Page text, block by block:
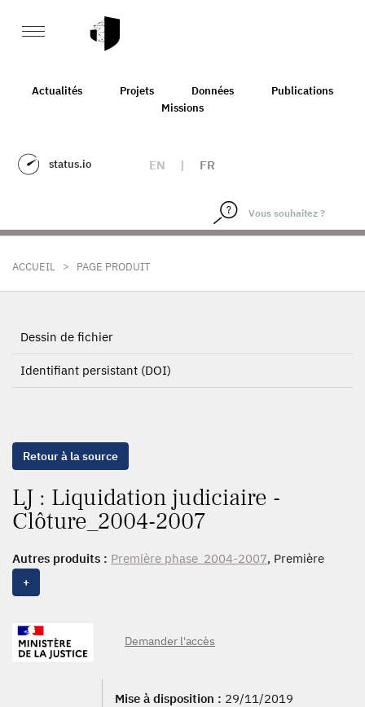
Actualités Projets Données
Publications
Missions
status.io EN | FR
ACCUEIL > PAGE PRODUIT
Dessin de fichier
Identifiant persistant (DOI)
Retour à la source
LJ : Liquidation judiciaire -
Clôture_2004-2007
Autres produits : Première phase_2004-2007, Première
phase_1996-2003,
Clôture_2004-2007
+
Demander l'accès
Mise à disposition : 29/11/2019